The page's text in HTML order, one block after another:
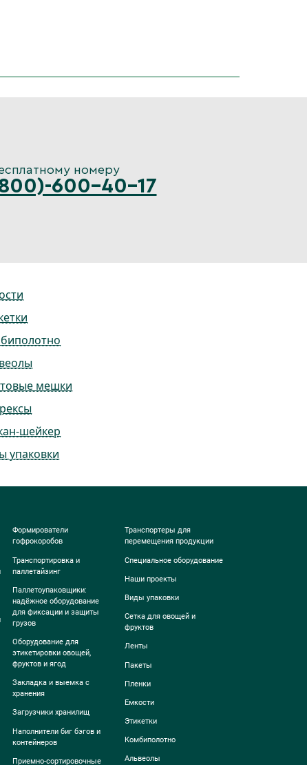
номеру
600-40-17
мешки
шейкер
упаковки
Формирователи
гофрокоробов
Транспортировка и
паллетайзинг
Паллетоупаковщики:
надёжное оборудование
для фиксации и защиты
грузов
Оборудование для
этикетировки овощей,
фруктов и ягод
Закладка и выемка с
хранения
Загрузчики хранилищ
Наполнители биг бэгов и
контейнеров
Приемно-сортировочные
Транспортеры для
перемещения продукции
Специальное оборудование
Наши проекты
Виды упаковки
Сетка для овощей и
фруктов
Ленты
Пакеты
Пленки
Емкости
Этикетки
Комбиполотно
Альвеолы